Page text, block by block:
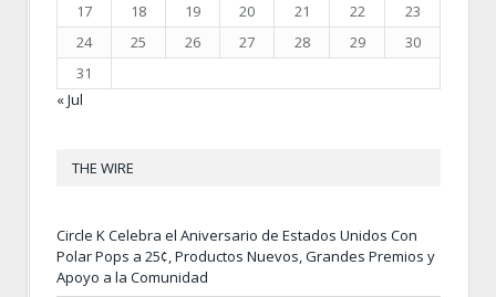
17
18 19 20 21 22
23
24
25 26 27 28 29
30
31
« Jul
THE WIRE
Circle K Celebra el Aniversario de Estados Unidos Con
Polar Pops a 25¢, Productos Nuevos, Grandes Premios y
Apoyo a la Comunidad